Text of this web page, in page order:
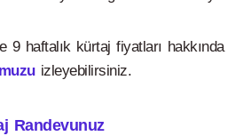
9 haftalık kürtaj fiyatları hakkında
izleyebilirsiniz.
Randevunuz